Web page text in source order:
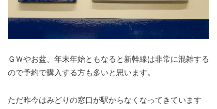
ＧＷやお盆、年末年始ともなると新幹線は非常に混雑する
ので予約で購入する方も多いと思います。
ただ昨今はみどりの窓口が駅からなくなってきています